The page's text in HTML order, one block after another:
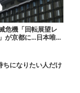
危機「回転展望レ
が京都に…日本唯
「回るフレン
ちになりたい人だけ